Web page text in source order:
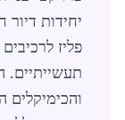
יחידות
פליז
תעשייתיים.